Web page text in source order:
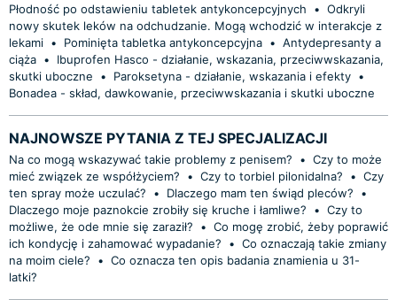
Płodność po odstawieniu tabletek antykoncepcyjnych
• Odkryli
nowy skutek leków na odchudzanie. Mogą wchodzić w interakcje z
lekami • Pominięta tabletka antykoncepcyjna • Antydepresanty a
ciąża •
Ibuprofen Hasco - działanie, wskazania, przeciwwskazania,
skutki uboczne
• Paroksetyna - działanie, wskazania i efekty •
Bonadea - skład, dawkowanie, przeciwwskazania i skutki uboczne
NAJNOWSZE PYTANIA Z TEJ SPECJALIZACJI
Na co mogą wskazywać takie problemy z penisem? • Czy to może
mieć związek ze współżyciem?
• Czy to torbiel pilonidalna? • Czy
ten spray może uczulać?
• Dlaczego mam ten świąd pleców?
•
Dlaczego moje paznokcie zrobiły się kruche i łamliwe?
• Czy to
możliwe, że ode mnie się zaraził?
• Co mogę zrobić, żeby poprawić
ich kondycję i zahamować wypadanie?
• Co oznaczają takie zmiany
na moim ciele?
• Co oznacza ten opis badania znamienia u 31-
latki?